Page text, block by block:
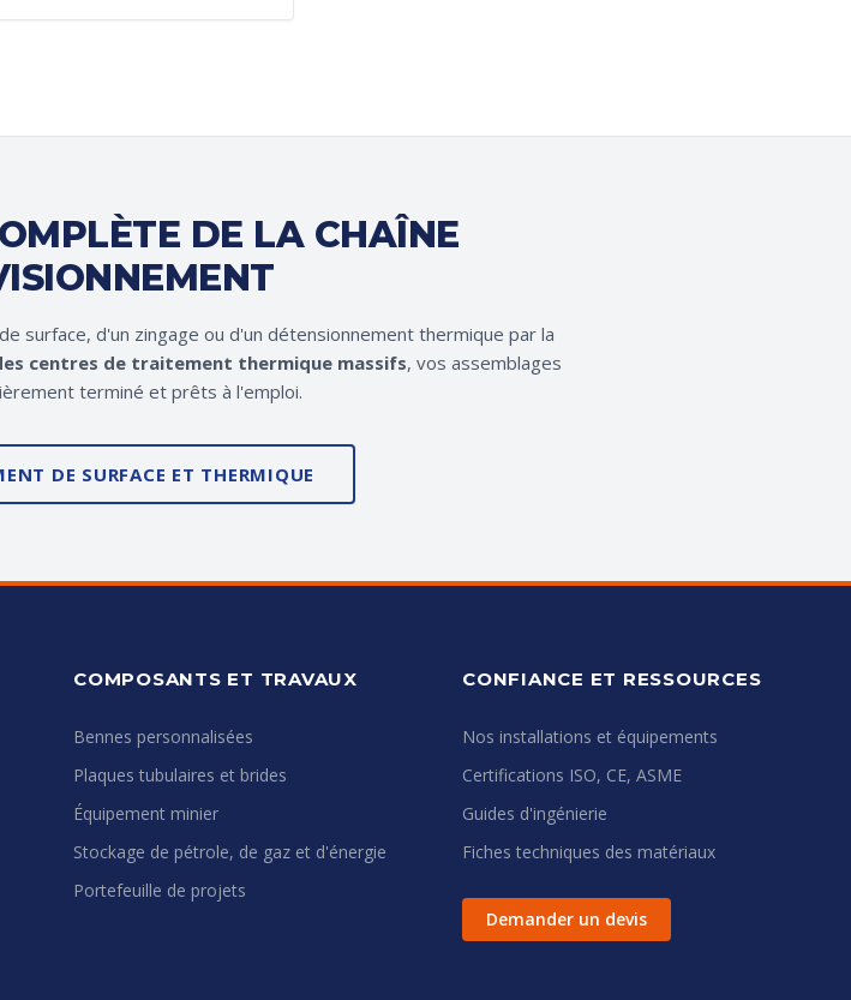
DE LA CHAÎNE
surface, d'un zingage ou d'un détensionnement thermique par la
centres de traitement thermique massifs, vos assemblages
terminé et prêts à l'emploi.
DE SURFACE ET THERMIQUE
COMPOSANTS ET TRAVAUX
Bennes personnalisées
Plaques tubulaires et brides
Équipement minier
Stockage de pétrole, de gaz et d'énergie
Portefeuille de projets
CONFIANCE ET RESSOURCES
Nos installations et équipements
Certifications ISO, CE, ASME
Guides d'ingénierie
Fiches techniques des matériaux
Demander un devis